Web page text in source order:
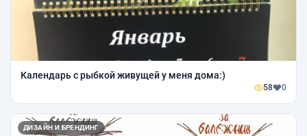
Календарь с рыбкой живущей у меня дома:)
58 0
ДИЗАЙН И БРЕНДИНГ